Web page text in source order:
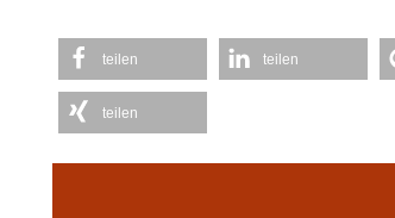
teilen teilen
teilen